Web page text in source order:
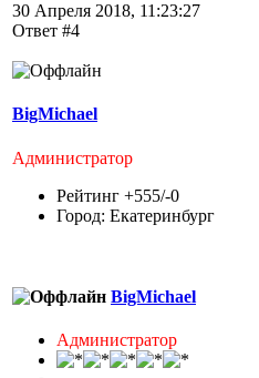
30 Апреля 2018, 11:23:27
Ответ #4
BigMichael
Администратор
Рейтинг +555/-0
Город: Екатеринбург
BigMichael
Администратор